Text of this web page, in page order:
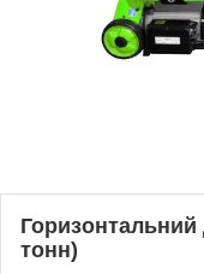
тонн)